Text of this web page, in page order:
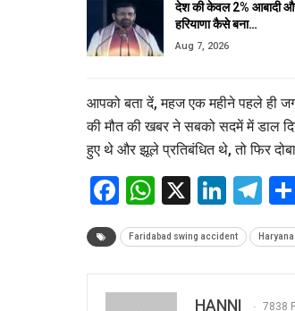
देश की केवल 2% आबादी
हरियाणा कैसे बना…
Aug 7, 2026
आपको बता दें, महज एक महीने पहले ही
की मौत की खबर ने सबको सदमें में डाल
हुए थे और झूले प्रतिबंधित थे, तो फिर
Facebook
WhatsApp
X
Faridabad swing accident
HANNI 7838